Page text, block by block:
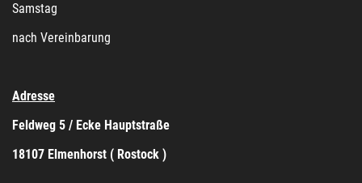
Samstag
nach Vereinbarung
Adresse
Feldweg 5 / Ecke Hauptstraße
18107 Elmenhorst ( Rostock )